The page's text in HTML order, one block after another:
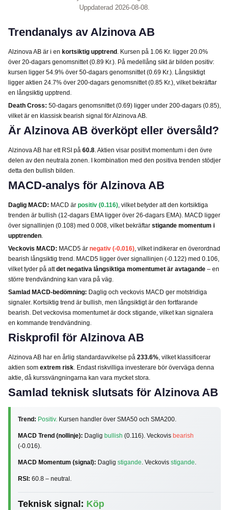
Uppdaterad 2026-08-08.
Trendanalys av Alzinova AB
Alzinova AB är i en kortsiktig upptrend . Kursen på 1.06 Kr. ligger 20.0%
över 20-dagars genomsnittet (0.89 Kr.). På medellång sikt är bilden positiv:
kursen ligger 54.9% över 50-dagars genomsnittet (0.69 Kr.). Långsiktigt
ligger aktien 24.7% över 200-dagars genomsnittet (0.85 Kr.), vilket bekräftar
en långsiktig upptrend.
Death Cross: 50-dagars genomsnittet (0.69) ligger under 200-dagars (0.85),
vilket är en klassisk bearish signal för Alzinova AB.
Är Alzinova AB överköpt eller översåld?
Alzinova AB har ett RSI på 60.8. Aktien visar positivt momentum i den övre
delen av den neutrala zonen. I kombination med den positiva trenden stödjer
detta den bullish bilden.
MACD-analys för Alzinova AB
Daglig MACD: MACD är positiv (0.116), vilket betyder att den kortsiktiga
trenden är bullish (12-dagars EMA ligger över 26-dagars EMA). MACD ligger
över signallinjen (0.108) med 0.008, vilket bekräftar stigande momentum i
upptrenden.
Veckovis MACD: MACD5 är negativ (-0.016), vilket indikerar en överordnad
bearish långsiktig trend. MACD5 ligger över signallinjen (-0.122) med 0.106,
vilket tyder på attdet negativa långsiktiga momentumet är avtagande – en
större trendvändning kan vara på väg.
Samlad MACD-bedömning: Daglig och veckovis MACD ger motstridiga
signaler. Kortsiktig trend är bullish, men långsiktigt är den fortfarande
bearish. Det veckovisa momentumet är dock stigande, vilket kan signalera
en kommande trendvändning.
Riskprofil för Alzinova AB
Alzinova AB har en årlig standardavvikelse på 233.6%, vilket klassificerar
aktien som extrem risk. Endast riskvilliga investerare bör överväga denna
aktie, då kurssvängningarna kan vara mycket stora.
Samlad teknisk slutsats för Alzinova AB
Trend: Positiv. Kursen handler över SMA50 och SMA200.
MACD Trend (nollinje): Daglig bullish (0.116). Veckovis bearish
(-0.016).
MACD Momentum (signal): Daglig stigande. Veckovis stigande.
RSI: 60.8 – neutral.
Teknisk signal: Köp